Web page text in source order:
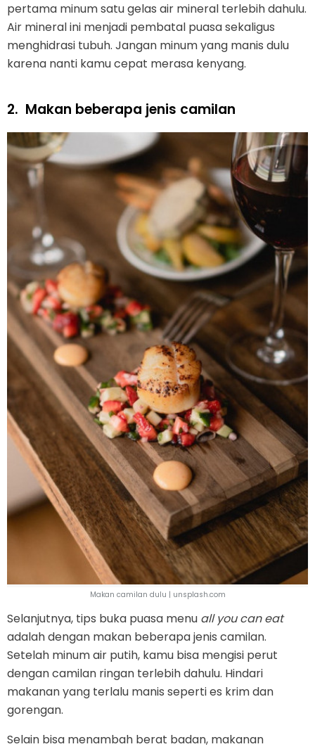
pertama minum satu gelas air mineral terlebih dahulu.
Air mineral ini menjadi pembatal puasa sekaligus
menghidrasi tubuh. Jangan minum yang manis dulu
karena nanti kamu cepat merasa kenyang.
2. Makan beberapa jenis camilan
Makan camilan dulu | unsplash.com
Selanjutnya, tips buka puasa menu all you can eat
adalah dengan makan beberapa jenis camilan.
Setelah minum air putih, kamu bisa mengisi perut
dengan camilan ringan terlebih dahulu. Hindari
makanan yang terlalu manis seperti es krim dan
gorengan.
Selain bisa menambah berat badan, makanan